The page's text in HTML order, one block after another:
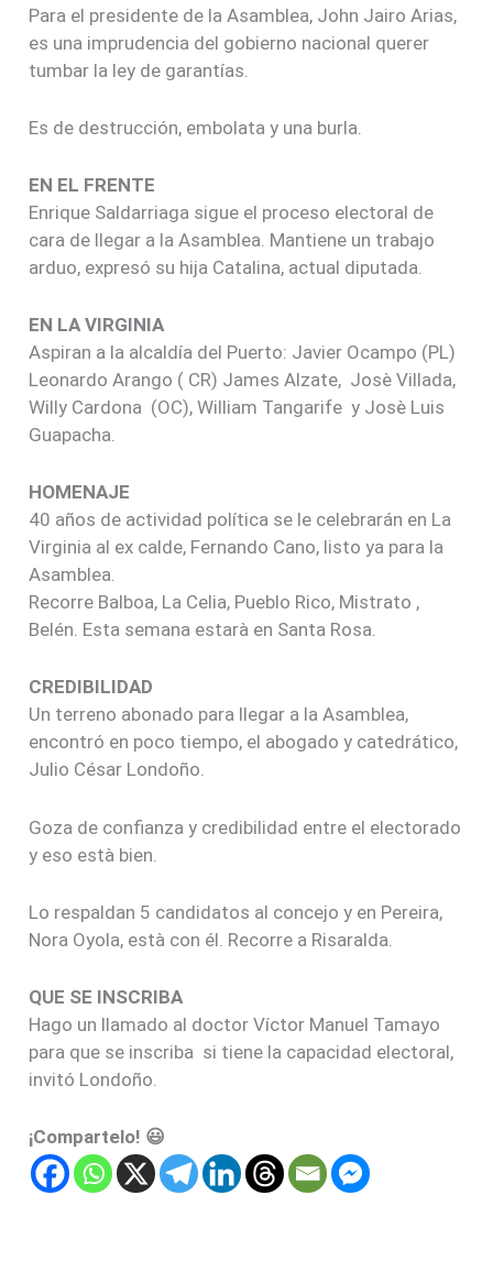
Para el presidente de la Asamblea, John Jairo Arias,
es una imprudencia del gobierno nacional querer
tumbar la ley de garantías.
Es de destrucción, embolata y una burla.
EN EL FRENTE
Enrique Saldarriaga sigue el proceso electoral de
cara de llegar a la Asamblea. Mantiene un trabajo
arduo, expresó su hija Catalina, actual diputada.
EN LA VIRGINIA
Aspiran a la alcaldía del Puerto: Javier Ocampo (PL)
Leonardo Arango ( CR) James Alzate, Josè Villada,
Willy Cardona (OC), William Tangarife y Josè Luis
Guapacha.
HOMENAJE
40 años de actividad política se le celebrarán en La
Virginia al ex calde, Fernando Cano, listo ya para la
Asamblea.
Recorre Balboa, La Celia, Pueblo Rico, Mistrato ,
Belén. Esta semana estarà en Santa Rosa.
CREDIBILIDAD
Un terreno abonado para llegar a la Asamblea,
encontró en poco tiempo, el abogado y catedrático,
Julio César Londoño.
Goza de confianza y credibilidad entre el electorado
y eso està bien.
Lo respaldan 5 candidatos al concejo y en Pereira,
Nora Oyola, està con él. Recorre a Risaralda.
QUE SE INSCRIBA
Hago un llamado al doctor Víctor Manuel Tamayo
para que se inscriba si tiene la capacidad electoral,
invitó Londoño.
¡Compartelo! 😃